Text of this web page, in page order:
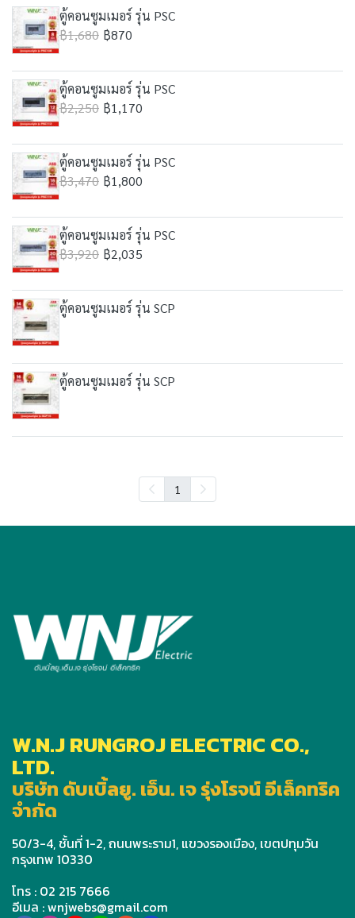
ตู้คอนซูมเมอร์ รุ่น PSC
฿1,680 ฿870
ตู้คอนซูมเมอร์ รุ่น PSC
฿2,250 ฿1,170
ตู้คอนซูมเมอร์ รุ่น PSC
฿3,470 ฿1,800
ตู้คอนซูมเมอร์ รุ่น PSC
฿3,920 ฿2,035
ตู้คอนซูมเมอร์ รุ่น SCP
ตู้คอนซูมเมอร์ รุ่น SCP
1
W.N.J RUNGROJ ELECTRIC CO.,
LTD.
บริษัท ดับเบิ้ลยู. เอ็น. เจ รุ่งโรจน์ อีเล็คทริค
จำกัด
50/3-4, ชั้นที่ 1-2, ถนนพระราม1, แขวงรองเมือง, เขตปทุมวัน
กรุงเทพ 10330
โทร : 02 215 7666
อีเมล : wnjwebs@gmail.com